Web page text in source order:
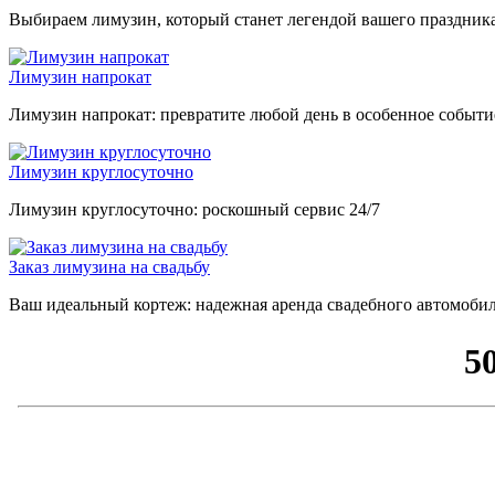
Выбираем лимузин, который станет легендой вашего
Лимузин напрокат
Лимузин напрокат: превратите любой день в особенное
Лимузин круглосуточно
Лимузин круглосуточно: роскошный сервис 24/7
Заказ лимузина на свадьбу
Ваш идеальный кортеж: надежная аренда свадебного